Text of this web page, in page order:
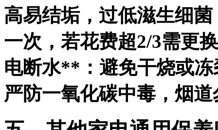
高易结垢，过低滋生细菌
一次，若花费超2/3需更
电断水**：避免干烧或冻
严防一氧化碳中毒，烟